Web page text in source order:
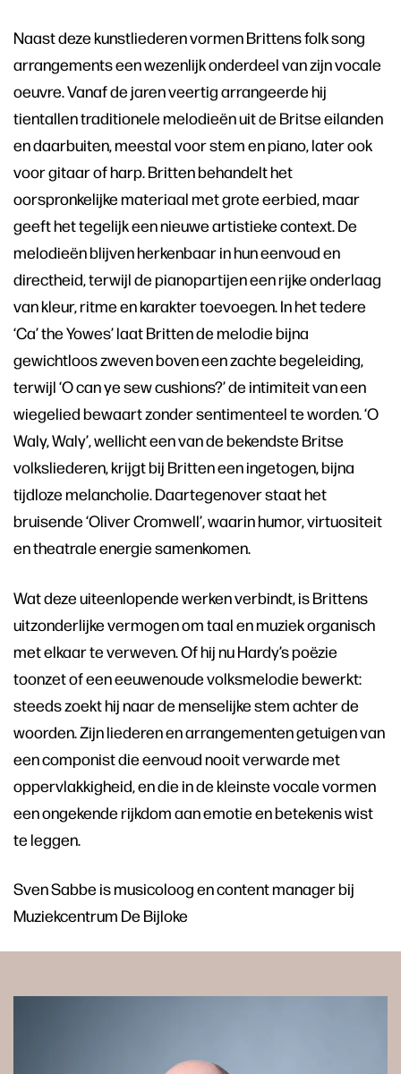
Naast deze kunstliederen vormen Brittens folk song
arrangements een wezenlijk onderdeel van zijn vocale
oeuvre. Vanaf de jaren veertig arrangeerde hij
tientallen traditionele melodieën uit de Britse eilanden
en daarbuiten, meestal voor stem en piano, later ook
voor gitaar of harp. Britten behandelt het
oorspronkelijke materiaal met grote eerbied, maar
geeft het tegelijk een nieuwe artistieke context. De
melodieën blijven herkenbaar in hun eenvoud en
directheid, terwijl de pianopartijen een rijke onderlaag
van kleur, ritme en karakter toevoegen. In het tedere
‘Ca’ the Yowes’ laat Britten de melodie bijna
gewichtloos zweven boven een zachte begeleiding,
terwijl ‘O can ye sew cushions?’ de intimiteit van een
wiegelied bewaart zonder sentimenteel te worden. ‘O
Waly, Waly’, wellicht een van de bekendste Britse
volksliederen, krijgt bij Britten een ingetogen, bijna
tijdloze melancholie. Daartegenover staat het
bruisende ‘Oliver Cromwell’, waarin humor, virtuositeit
en theatrale energie samenkomen.
Wat deze uiteenlopende werken verbindt, is Brittens
uitzonderlijke vermogen om taal en muziek organisch
met elkaar te verweven. Of hij nu Hardy’s poëzie
toonzet of een eeuwenoude volksmelodie bewerkt:
steeds zoekt hij naar de menselijke stem achter de
woorden. Zijn liederen en arrangementen getuigen van
een componist die eenvoud nooit verwarde met
oppervlakkigheid, en die in de kleinste vocale vormen
een ongekende rijkdom aan emotie en betekenis wist
te leggen.
Sven Sabbe is musicoloog en content manager bij
Muziekcentrum De Bijloke